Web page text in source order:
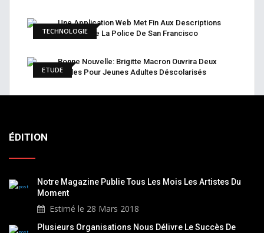
TECHNOLOGIE
Une Application Web Met Fin Aux Descriptions
Raciales De La Police De San Francisco
ETUDE
Bonne Nouvelle: Brigitte Macron Ouvrira Deux
Écoles Pour Jeunes Adultes Déscolarisés
ÉDITION
Notre Magazine Publie Tous Les Mois Les Artistes Du
Moment
Estimé le 28 Mars 2018
Plusieurs Organisations Nous Délivre Le Succès De